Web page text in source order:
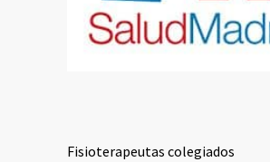
Fisioterapeutas colegiados